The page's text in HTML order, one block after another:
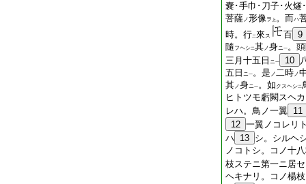
嚢･手巾･刀子･火燧
菩薩ノ形像ヲ 上 。 而ハ
時。行二來 ス 百 9
隨 フヘシ二其ノ身ニ一。
三月十五日 ニ一 10
五日 ニ一。是 ノ二時ノ
其ノ身ニ一。如 クスヘシ二
ヒトツモ虧闕スヘ
レハ。鳥ノ一翼 11
12 一翼ノコレリ
ハ
13 シ。シルヘ
ノコトシ。コノ十
枝ステニ第一ニ居
ヘキナリ。コノ楊